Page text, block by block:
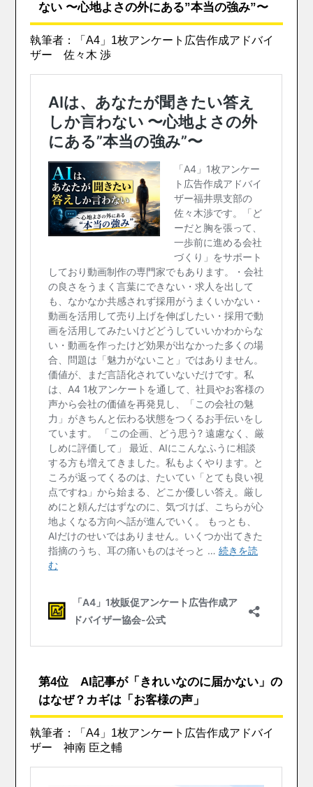
ない 〜心地よさの外にある”本当の強み”〜
執筆者：「A4」1枚アンケート広告作成アドバイ
ザー 佐々木 渉
第4位 AI記事が「きれいなのに届かない」の
はなぜ？カギは「お客様の声」
執筆者：「A4」1枚アンケート広告作成アドバイ
ザー 神南 臣之輔